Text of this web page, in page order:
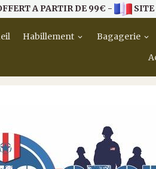
A PARTIR DE 99€ - SITE
Habillement Bagagerie